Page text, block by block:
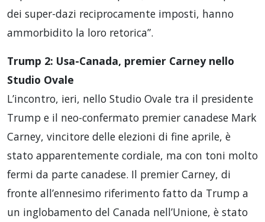
dei super-dazi reciprocamente imposti, hanno
ammorbidito la loro retorica”.
Trump 2: Usa-Canada, premier Carney nello
Studio Ovale
L’incontro, ieri, nello Studio Ovale tra il presidente
Trump e il neo-confermato premier canadese Mark
Carney, vincitore delle elezioni di fine aprile, è
stato apparentemente cordiale, ma con toni molto
fermi da parte canadese. Il premier Carney, di
fronte all’ennesimo riferimento fatto da Trump a
un inglobamento del Canada nell’Unione, è stato